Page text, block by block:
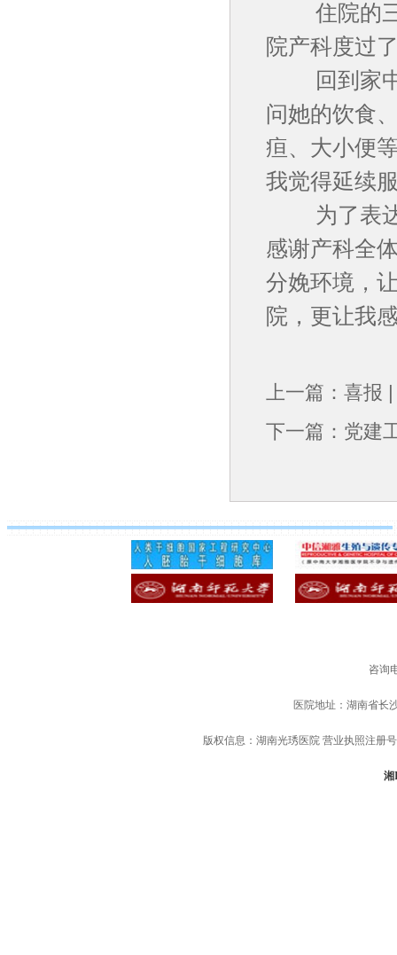
住院的三
院产科度过
回到家中
问她的饮食
疸、大小便
我觉得延续
为了表达
感谢产科全
分娩环境，
院，更让我
上一篇： 喜报
下一篇： 党建
咨询
医院地址：湖南省长
版权信息：湖南光琇医院 营业执照注
湘